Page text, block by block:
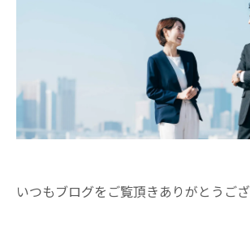
いつもブログをご覧頂きありがとうござ